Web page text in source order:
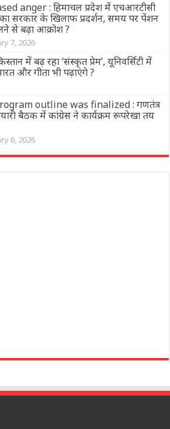
anger : हिमाचल प्रदेश में एचआरटीसी
सरकार के खिलाफ प्रदर्शन, समय पर पेंशन
से बढ़ा आक्रोश ?
7, 2026
में बढ़ रहा ‘संस्कृत प्रेम’, यूनिवर्सिटी में
और गीता भी पढ़ाएंगे ?
outline was finalized : गणतंत्र
बैठक में कांग्रेस ने कार्यक्रम रूपरेखा तय
6, 2026